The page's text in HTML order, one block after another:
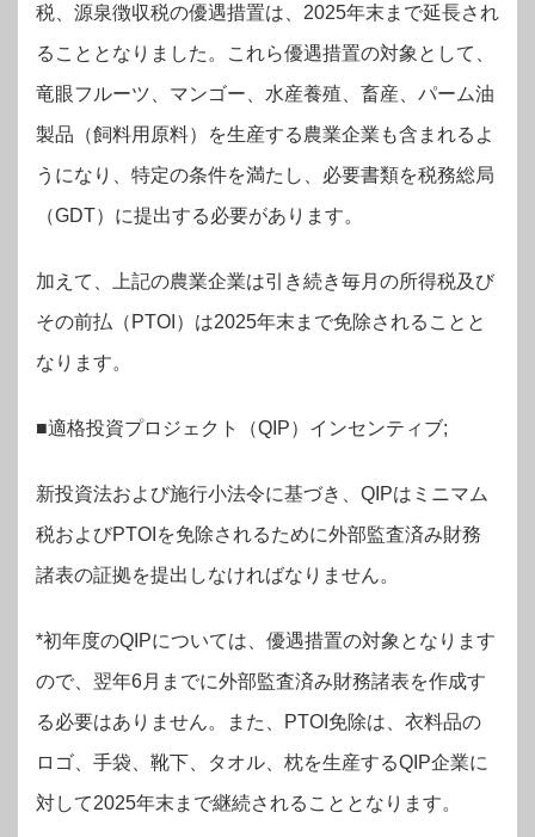
税、源泉徴収税の優遇措置は、2025年末まで延長され
ることとなりました。これら優遇措置の対象として、
竜眼フルーツ、マンゴー、水産養殖、畜産、パーム油
製品（飼料用原料）を生産する農業企業も含まれるよ
うになり、特定の条件を満たし、必要書類を税務総局
（GDT）に提出する必要があります。
加えて、上記の農業企業は引き続き毎月の所得税及び
その前払（PTOI）は2025年末まで免除されることと
なります。
■適格投資プロジェクト（QIP）インセンティブ;
新投資法および施行小法令に基づき、QIPはミニマム
税およびPTOIを免除されるために外部監査済み財務
諸表の証拠を提出しなければなりません。
*初年度のQIPについては、優遇措置の対象となります
ので、翌年6月までに外部監査済み財務諸表を作成す
る必要はありません。また、PTOI免除は、衣料品の
ロゴ、手袋、靴下、タオル、枕を生産するQIP企業に
対して2025年末まで継続されることとなります。